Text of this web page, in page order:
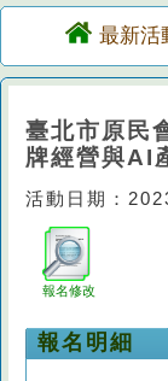
最新活
臺北市原民
牌經營與AI
活動日期：
報名修改
報名明細